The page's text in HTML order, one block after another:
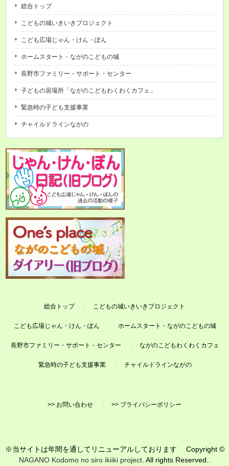
総合トップ
こどもの城いきいきプロジェクト
こども広場じゃん・けん・ぽん
ホームスタート・ながのこどもの城
長野市ファミリー・サポート・センター
子どもの居場所「ながのこどもわくわくカフェ」
緊急時の子ども支援事業
チャイルドラインながの
総合トップ こどもの城いきいきプロジェクト
こども広場じゃん・けん・ぽん ホームスタート・ながのこどもの城
長野市ファミリー・サポート・センター ながのこどもわくわくカフェ
緊急時の子ども支援事業 チャイルドラインながの
>> お問い合わせ >> プライバシーポリシー
※当サイトは年間を通してリニューアルしております Copyright ©
NAGANO Kodomo no siro ikiiki project. All rights Reserved..